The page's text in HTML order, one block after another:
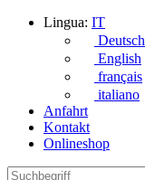
Lingua: IT
Deutsch
English
français
italiano
Anfahrt
Kontakt
Onlineshop